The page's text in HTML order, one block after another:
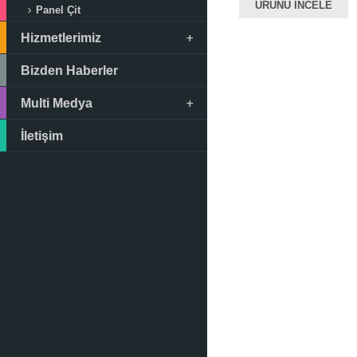
Panel Çit
Hizmetlerimiz
Bizden Haberler
Multi Medya
İletişim
ÜRÜNÜ İNCELE